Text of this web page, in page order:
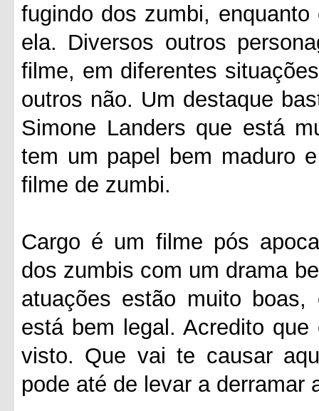
fugindo dos zumbi,
ela. Diversos outros
filme, em diferentes
outros não. Um destaque
Simone Landers que está
tem um papel bem maduro
filme de zumbi.
Cargo é um filme pós
dos zumbis com um drama
atuações estão muito
está bem legal. Acredito
visto. Que vai te causar
pode até de levar a derramar